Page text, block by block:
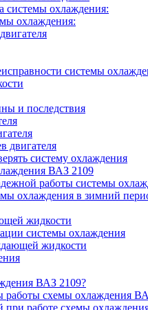
системы охлаждения:
охлаждения:
системы
и последствия
двигателя
систему охлаждения
ВАЗ 2109
работы системы
охлаждения в зимний
жидкости
системы охлаждения
жидкости
ВАЗ 2109?
схемы охлаждения
при работе схемы